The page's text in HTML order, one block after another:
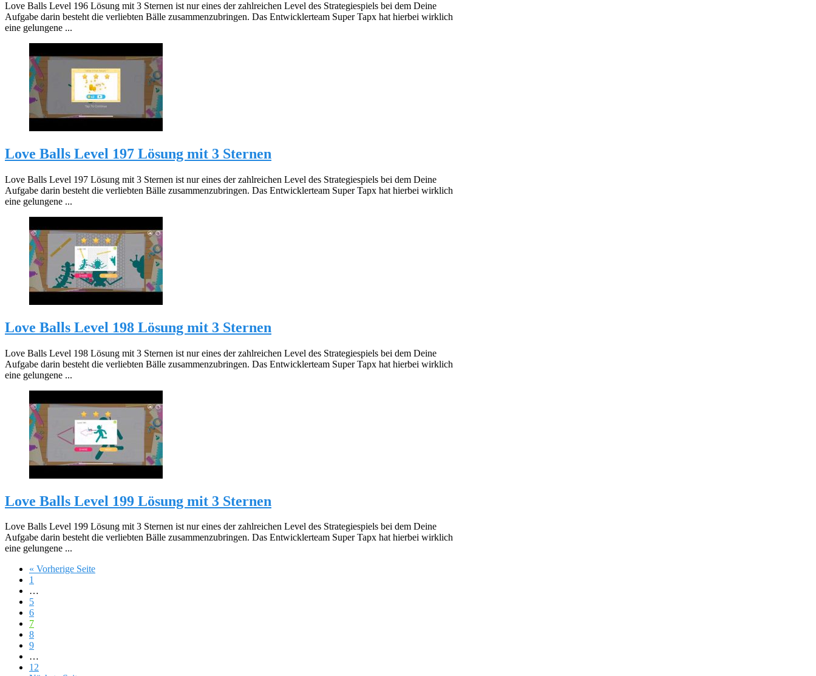
Love Balls Level 196 Lösung mit 3 Sternen ist nur eines der zahlreichen Level des Strategiespiels bei dem Deine
Aufgabe darin besteht die verliebten Bälle zusammenzubringen. Das Entwicklerteam Super Tapx hat hierbei wirklich
eine gelungene ...
Love Balls Level 197 Lösung mit 3 Sternen
Love Balls Level 197 Lösung mit 3 Sternen ist nur eines der zahlreichen Level des Strategiespiels bei dem Deine
Aufgabe darin besteht die verliebten Bälle zusammenzubringen. Das Entwicklerteam Super Tapx hat hierbei wirklich
eine gelungene ...
Love Balls Level 198 Lösung mit 3 Sternen
Love Balls Level 198 Lösung mit 3 Sternen ist nur eines der zahlreichen Level des Strategiespiels bei dem Deine
Aufgabe darin besteht die verliebten Bälle zusammenzubringen. Das Entwicklerteam Super Tapx hat hierbei wirklich
eine gelungene ...
Love Balls Level 199 Lösung mit 3 Sternen
Love Balls Level 199 Lösung mit 3 Sternen ist nur eines der zahlreichen Level des Strategiespiels bei dem Deine
Aufgabe darin besteht die verliebten Bälle zusammenzubringen. Das Entwicklerteam Super Tapx hat hierbei wirklich
eine gelungene ...
« Vorherige Seite
1
…
5
6
7
8
9
…
12